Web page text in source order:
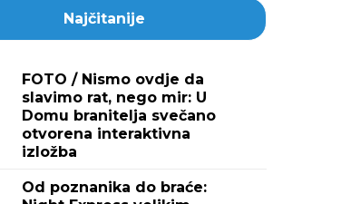
Najčitanije
FOTO / Nismo ovdje da
slavimo rat, nego mir: U
Domu branitelja svečano
otvorena interaktivna
izložba
Od poznanika do braće: